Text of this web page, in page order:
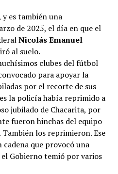
es también una
de 2025, el día en que el
Nicolás Emanuel
al suelo.
clubes del fútbol
para apoyar la
por el recorte de sus
la policía había reprimido a
jubilado de Chacarita, por
fueron hinchas del equipo
los reprimieron. Ese
que provocó una
Gobierno temió por varios